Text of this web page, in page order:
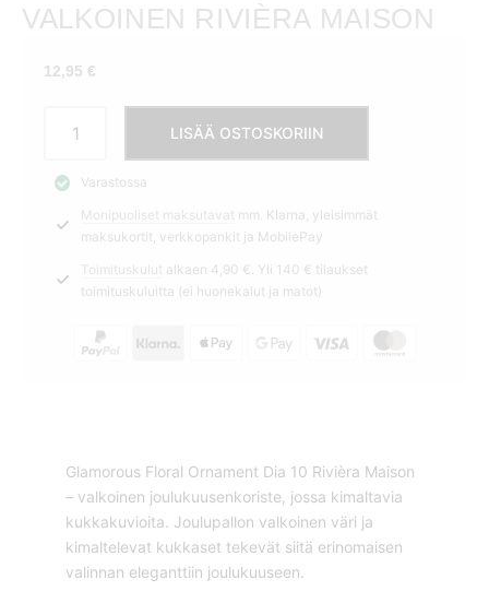
VALKOINEN RIVIÈRA MAISON
12,95 €
Glamorous
valkoinen
Rivièra
Maison
LISÄÄ OSTOSKORIIN
Varastossa
Monipuoliset maksutavat
mm. Klarna, yleisimmät
maksukortit, verkkopankit ja MobilePay
Toimituskulut alkaen 4,90 €. Yli 140 € tilaukset
toimituskuluitta (ei huonekalut ja matot)
Glamorous Floral Ornament Dia 10 Rivièra Maison
– valkoinen joulukuusenkoriste, jossa kimaltavia
kukkakuvioita. Joulupallon valkoinen väri ja
kimaltelevat kukkaset tekevät siitä erinomaisen
valinnan eleganttiin joulukuuseen.